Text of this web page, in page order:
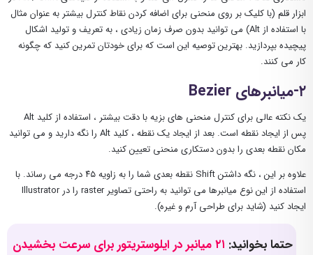
ابزار قلم (با کلیک بر روی منحنی برای اضافه کردن نقاط کنترل بیشتر به عنوان مثال
با استفاده از Alt) می توانید بدون صرف زمان زیادی ، به تعریف و تولید اشکال
پیچیده بپردازید. بهترین توصیه این است که برای خودتان تمرین کنید که چگونه
کار می کنند.
۲-میانبرهای Bezier
یک نکته عالی برای کنترل منحنی های بزیه با دقت بیشتر ، استفاده از کلید Alt
پس از ایجاد نقطه است. بعد از ایجاد یک نقطه ، کلید Alt را نگه دارید و می توانید
مکان نقطه بعدی را بدون دستکاری منحنی تعیین کنید.
علاوه بر این ، نگه داشتن Shift نقطه بعدی شما را به زاویه ۴۵ درجه می رساند. با
استفاده از این نوع میانبرها می توانید به راحتی تصاویر raster را در Illustrator
ایجاد کنید (شاید برای طراحی آرم و غیره).
حتما بخوانید:
۲۱ میانبر در ایلوستریتور برای سرعت بخشیدن